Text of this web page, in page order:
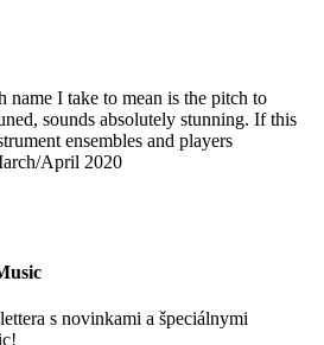
name I take to mean is the pitch to
sounds absolutely stunning. If this
ensembles and players
April 2020
s novinkami a špeciálnymi